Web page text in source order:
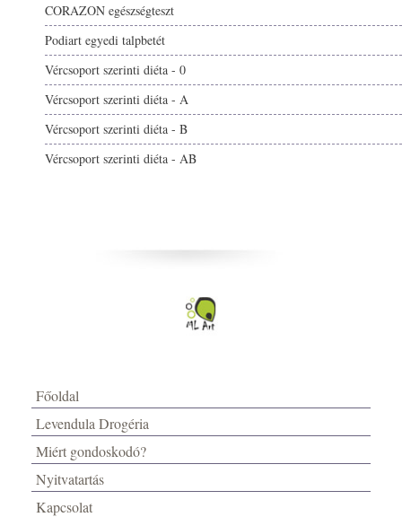
CORAZON egészségteszt
Podiart egyedi talpbetét
Vércsoport szerinti diéta - 0
Vércsoport szerinti diéta - A
Vércsoport szerinti diéta - B
Vércsoport szerinti diéta - AB
Főoldal
Levendula Drogéria
Miért gondoskodó?
Nyitvatartás
Kapcsolat